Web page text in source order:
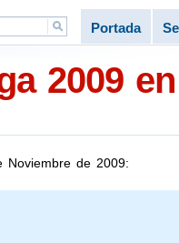
Portada
2009
de 2009: